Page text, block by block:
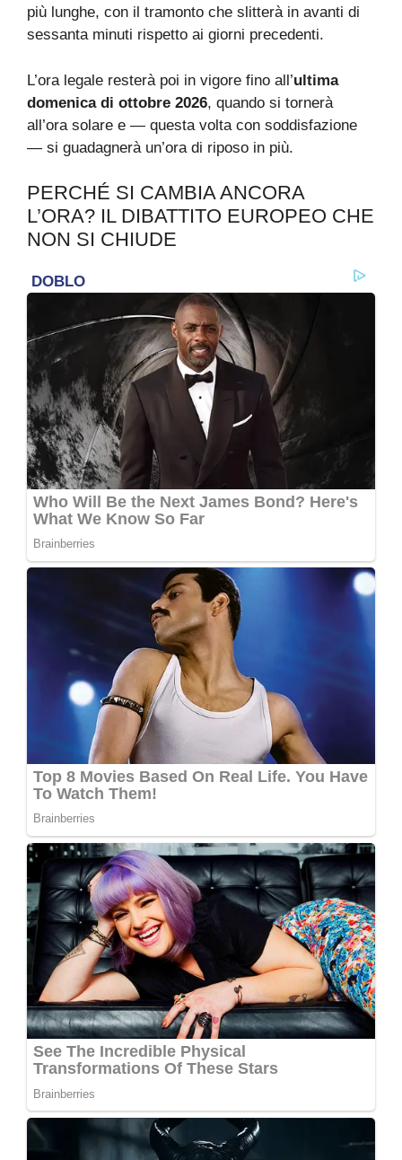
più lunghe, con il tramonto che slitterà in avanti di
sessanta minuti rispetto ai giorni precedenti.
L’ora legale resterà poi in vigore fino all’ultima
domenica di ottobre 2026, quando si tornerà
all’ora solare e — questa volta con soddisfazione
— si guadagnerà un’ora di riposo in più.
PERCHÉ SI CAMBIA ANCORA
L’ORA? IL DIBATTITO EUROPEO CHE
NON SI CHIUDE